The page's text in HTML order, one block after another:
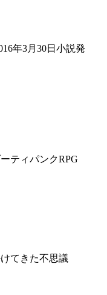
年3月30日小説発
ティパンクRPG
てきた不思議